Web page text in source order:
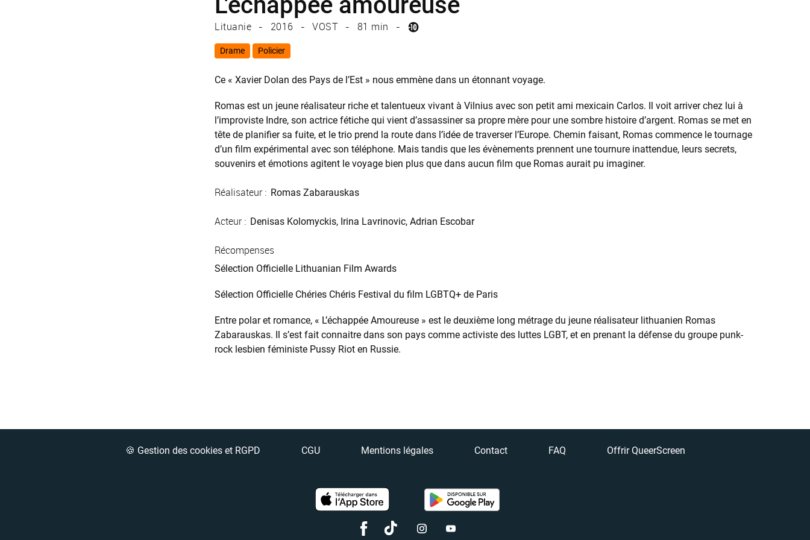
Lituanie 2016 VOST 81 min
Drame Policier
Ce « Xavier Dolan des Pays de l’Est » nous emmène dans un étonnant voyage.
Romas est un jeune réalisateur riche et talentueux vivant à Vilnius avec son petit ami mexicain Carlos. Il voit arriver chez lui à
l’improviste Indre, son actrice fétiche qui vient d’assassiner sa propre mère pour une sombre histoire d’argent. Romas se met en
tête de planifier sa fuite, et le trio prend la route dans l’idée de traverser l’Europe. Chemin faisant, Romas commence le tournage
d’un film expérimental avec son téléphone. Mais tandis que les évènements prennent une tournure inattendue, leurs secrets,
souvenirs et émotions agitent le voyage bien plus que dans aucun film que Romas aurait pu imaginer.
Réalisateur : Romas Zabarauskas
Acteur : Denisas Kolomyckis Irina Lavrinovic Adrian Escobar
Récompenses
Sélection Officielle Lithuanian Film Awards
Sélection Officielle Chéries Chéris Festival du film LGBTQ+ de Paris
Entre polar et romance, « L’échappée Amoureuse » est le deuxième long métrage du jeune réalisateur lithuanien Romas
Zabarauskas. Il s’est fait connaitre dans son pays comme activiste des luttes LGBT, et en prenant la défense du groupe punk-
rock lesbien féministe Pussy Riot en Russie.
🍪 Gestion des cookies et RGPD CGU Mentions légales Contact FAQ Offrir QueerScreen